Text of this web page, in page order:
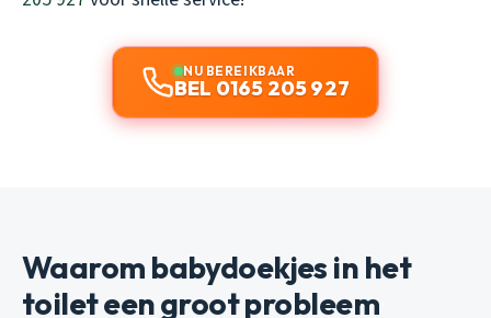
NU BEREIKBAAR
BEL 0165 205 927
Waarom babydoekjes in het
toilet een groot probleem